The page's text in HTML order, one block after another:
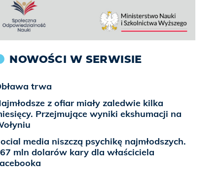
NOWOŚCI W SERWISIE
trwa
z ofiar miały zaledwie kilka
Przejmujące wyniki ekshumacji na
media niszczą psychikę najmłodszych.
mln dolarów kary dla właściciela